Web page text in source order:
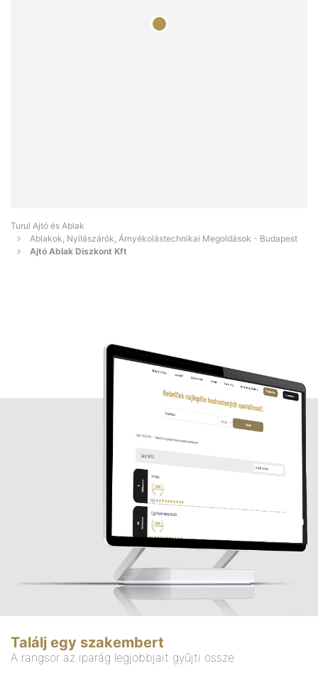
Turul Ajtó és Ablak
Ablakok, Nyílászárók, Árnyékolástechnikai Megoldások - Budapest
Ajtó Ablak Diszkont Kft
Találj egy szakembert
A rangsor az iparág legjobbjait gyűjti össze